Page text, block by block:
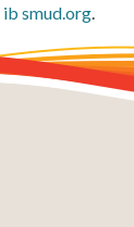
ib smud.org.